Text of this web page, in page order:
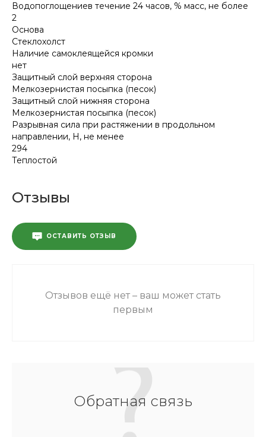
Водопоглощениев течение 24 часов, % масс, не более
2
Основа
Стеклохолст
Наличие самоклеящейся кромки
нет
Защитный слой верхняя сторона
Мелкозернистая посыпка (песок)
Защитный слой нижняя сторона
Мелкозернистая посыпка (песок)
Разрывная сила при растяжении в продольном
направлении, Н, не менее
294
Теплостой
Отзывы
ОСТАВИТЬ ОТЗЫВ
Отзывов ещё нет – ваш может стать
первым
Обратная связь